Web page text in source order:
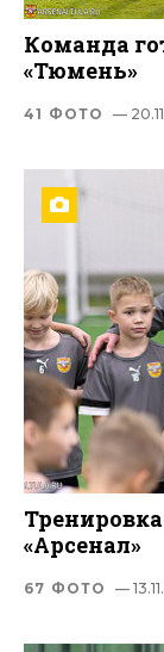
Команда
«Тюмень»
41 ФОТО —
«Арсенал»
67 ФОТО —